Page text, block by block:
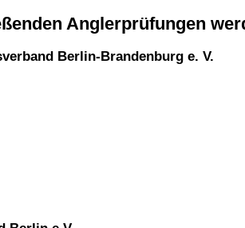
Anglerprüfungen
Berlin-Brandenburg e. V.